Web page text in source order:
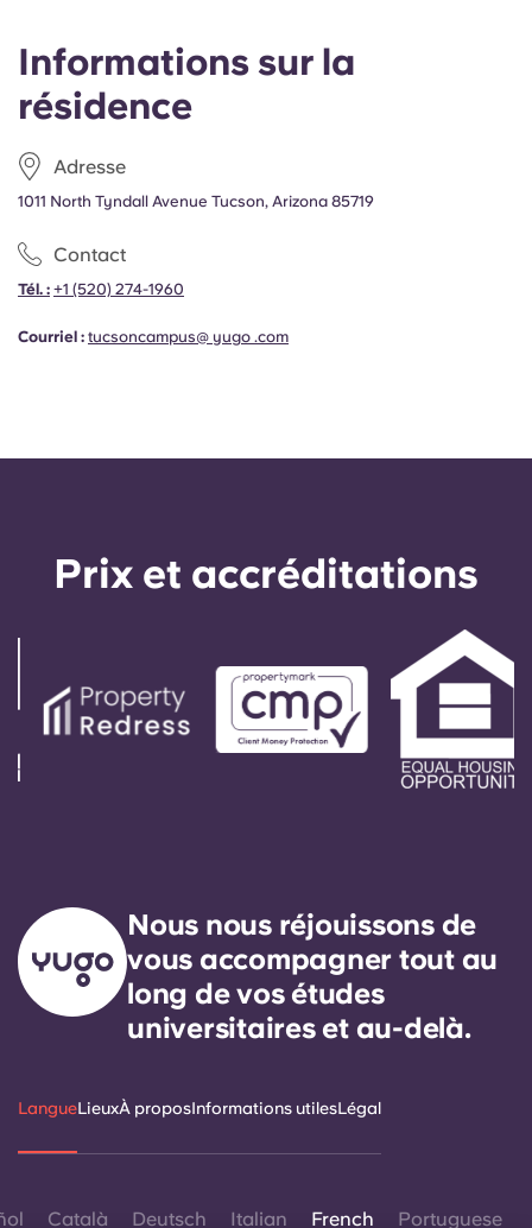
Informations sur la
résidence
Adresse
1011 North Tyndall Avenue Tucson, Arizona 85719
Contact
Tél. : +1 (520) 274-1960
Courriel : tucsoncampus@ yugo .com
Prix ​​et accréditations
Nous nous réjouissons de
vous accompagner tout au
long de vos études
universitaires et au-delà.
LangueLieuxÀ proposInformations utilesLégal
Català Deutsch Italian French Portuguese